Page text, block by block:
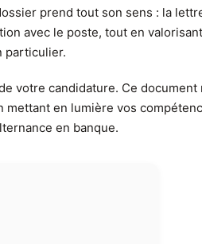
prend tout son sens : la
avec le poste, tout en
particulier.
votre candidature. Ce
en lumière vos
en banque.